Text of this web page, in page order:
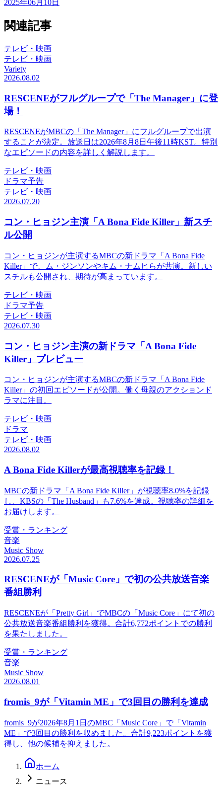
2025年06月10日
関連記事
テレビ・映画
テレビ・映画
Variety
2026.08.02
RESCENEがフルグループで「The Manager」に登
場！
RESCENEがMBCの「The Manager」にフルグループで出演
することが決定。放送日は2026年8月8日午後11時KST。特別
なエピソードの内容を詳しく解説します。
テレビ・映画
ドラマ予告
テレビ・映画
2026.07.20
コン・ヒョジン主演「A Bona Fide Killer」新スチ
ル公開
コン・ヒョジンが主演するMBCの新ドラマ「A Bona Fide
Killer」で、ム・ジンソンやキム・ナムヒらが共演。新しい
スチルも公開され、期待が高まっています。
テレビ・映画
ドラマ予告
テレビ・映画
2026.07.30
コン・ヒョジン主演の新ドラマ「A Bona Fide
Killer」プレビュー
コン・ヒョジンが主演するMBCの新ドラマ「A Bona Fide
Killer」の初回エピソードが公開。働く母親のアクションド
ラマに注目。
テレビ・映画
ドラマ
テレビ・映画
2026.08.02
A Bona Fide Killerが最高視聴率を記録！
MBCの新ドラマ「A Bona Fide Killer」が視聴率8.0%を記録
し、KBSの「The Husband」も7.6%を達成。視聴率の詳細を
お届けします。
受賞・ランキング
音楽
Music Show
2026.07.25
RESCENEが「Music Core」で初の公共放送音楽
番組勝利
RESCENEが「Pretty Girl」でMBCの「Music Core」にて初の
公共放送音楽番組勝利を獲得。合計6,772ポイントでの勝利
を果たしました。
受賞・ランキング
音楽
Music Show
2026.08.01
fromis_9が「Vitamin ME」で3回目の勝利を達成
fromis_9が2026年8月1日のMBC「Music Core」で「Vitamin
ME」で3回目の勝利を収めました。合計9,223ポイントを獲
得し、他の候補を抑えました。
ホーム
ニュース